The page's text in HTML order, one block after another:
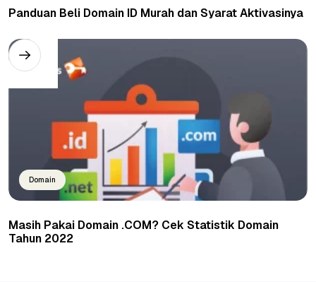
Panduan Beli Domain ID Murah dan Syarat Aktivasinya
Domain
Masih Pakai Domain .COM? Cek Statistik Domain
Tahun 2022